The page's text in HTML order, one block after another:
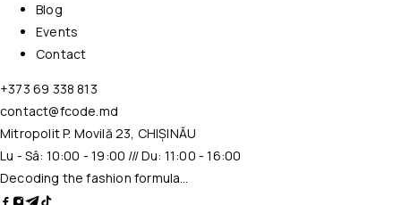
Blog
Events
Contact
+373 69 338 813
contact@fcode.md
Mitropolit P. Movilă 23, CHIȘINĂU
Lu - Sâ: 10:00 - 19:00 /// Du: 11:00 - 16:00
Decoding the fashion formula…